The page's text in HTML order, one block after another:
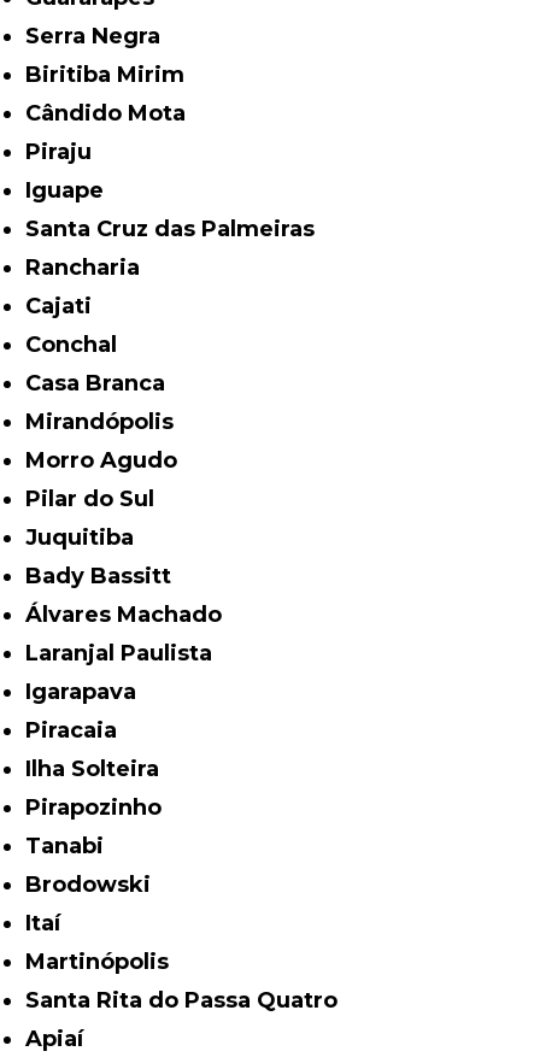
Serra Negra
Biritiba Mirim
Cândido Mota
Piraju
Iguape
Santa Cruz das Palmeiras
Rancharia
Cajati
Conchal
Casa Branca
Mirandópolis
Morro Agudo
Pilar do Sul
Juquitiba
Bady Bassitt
Álvares Machado
Laranjal Paulista
Igarapava
Piracaia
Ilha Solteira
Pirapozinho
Tanabi
Brodowski
Itaí
Martinópolis
Santa Rita do Passa Quatro
Apiaí